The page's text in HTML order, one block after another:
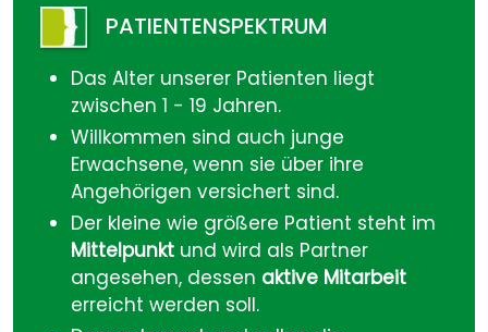
PATIENTENSPEKTRUM
Das Alter unserer Patienten liegt
zwischen 1 - 19 Jahren.
Willkommen sind auch junge
Erwachsene, wenn sie über ihre
Angehörigen versichert sind.
Der kleine wie größere Patient steht im
Mittelpunkt und wird als Partner
angesehen, dessen aktive Mitarbeit
erreicht werden soll.